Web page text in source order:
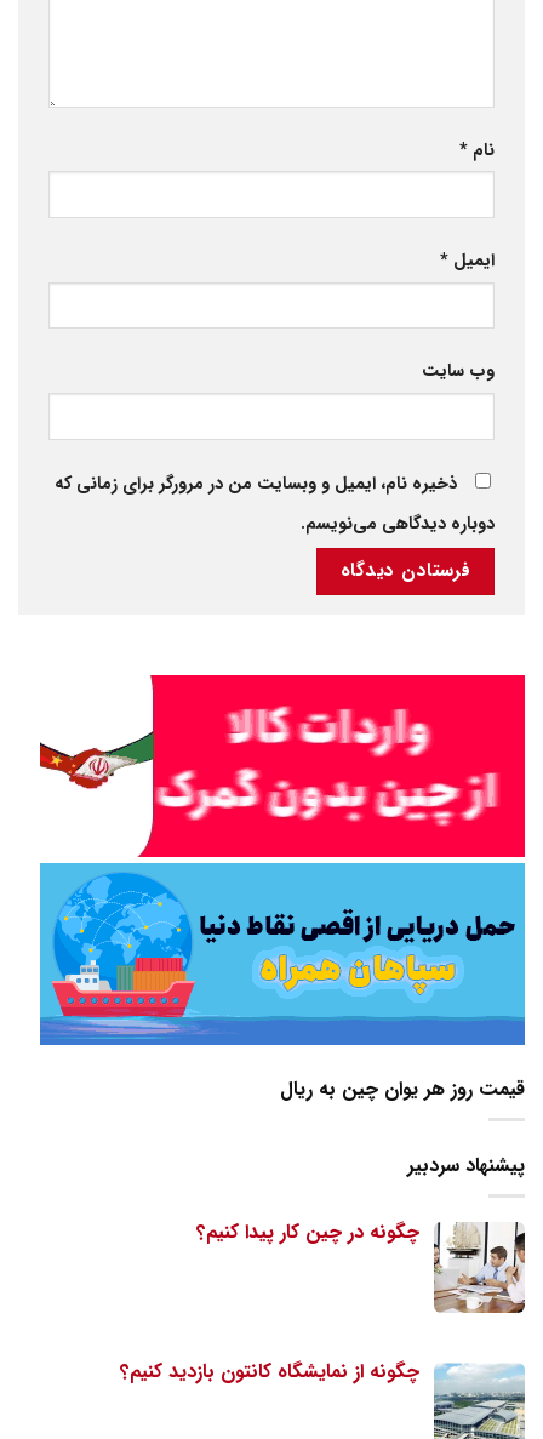
نام *
ایمیل *
وب‌ سایت
ذخیره نام، ایمیل و وبسایت من در مرورگر برای زمانی که
دوباره دیدگاهی می‌نویسم.
قیمت روز هر یوان چین به ریال
پیشنهاد سردبیر
چگونه در چین کار پیدا کنیم؟
چگونه از نمایشگاه کانتون بازدید کنیم؟